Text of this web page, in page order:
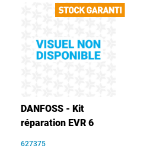
DANFOSS - Kit
réparation EVR 6
627375